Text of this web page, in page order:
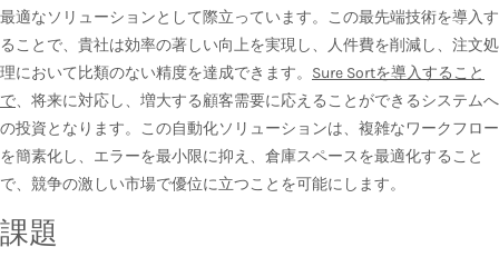
最適なソリューションとして際立っています。この最先端技術を導入す
ることで、貴社は効率の著しい向上を実現し、人件費を削減し、注文処
理において比類のない精度を達成できます。 Sure Sortを導入すること
で、将来に対応し、増大する顧客需要に応えることができるシステムへ
の投資となります。この自動化ソリューションは、複雑なワークフロー
を簡素化し、エラーを最小限に抑え、倉庫スペースを最適化すること
で、競争の激しい市場で優位に立つことを可能にします。
課題